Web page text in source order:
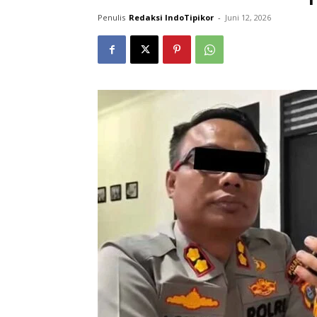
Penulis Redaksi IndoTipikor - Juni 12, 2026